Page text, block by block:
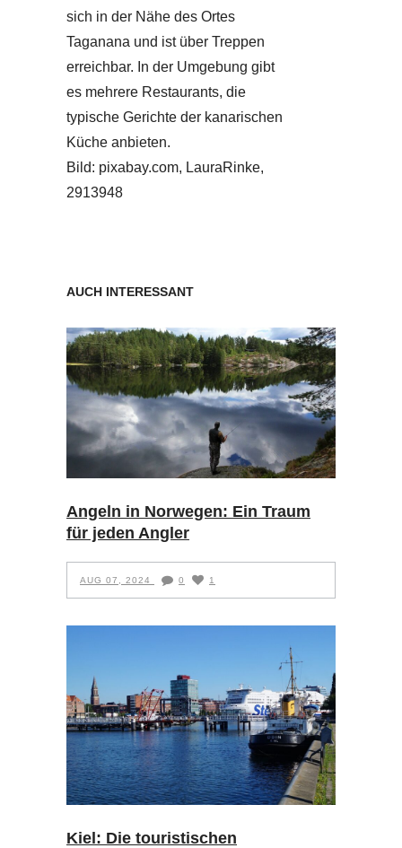
sich in der Nähe des Ortes
Taganana und ist über Treppen
erreichbar. In der Umgebung gibt
es mehrere Restaurants, die
typische Gerichte der kanarischen
Küche anbieten.
Bild: pixabay.com, LauraRinke,
2913948
AUCH INTERESSANT
Angeln in Norwegen: Ein Traum
für jeden Angler
AUG 07, 2024 0 1
Kiel: Die touristischen